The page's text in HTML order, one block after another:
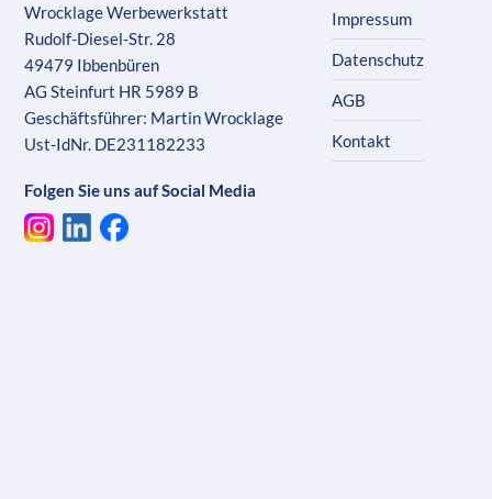
Wrocklage Werbewerkstatt
Rudolf-Diesel-Str. 28
49479 Ibbenbüren
AG Steinfurt HR 5989 B
Geschäftsführer: Martin Wrocklage
Ust-IdNr. DE231182233
Folgen Sie uns auf Social Media
Impressum
Datenschutz
AGB
Kontakt